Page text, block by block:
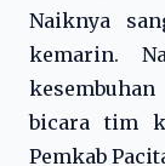
Naiknya
kemarin.
bicara tim
Pemkab